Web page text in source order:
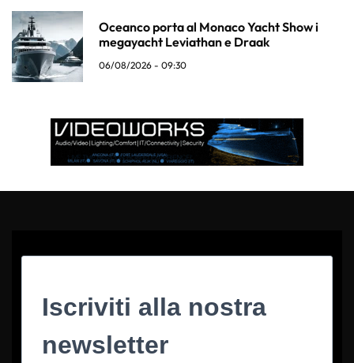
Oceanco porta al Monaco Yacht Show i
megayacht Leviathan e Draak
06/08/2026 - 09:30
Iscriviti alla nostra
newsletter